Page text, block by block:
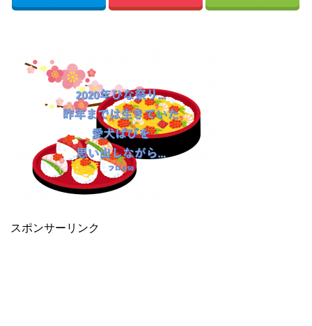
スポンサーリンク